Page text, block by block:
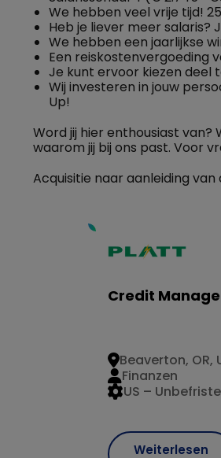
We hebben veel vrije tijd!
Heb je liever meer salaris?
We hebben een jaarlijkse
Een reiskostenvergoeding
Je kunt ervoor kiezen deel
Wij investeren in jouw
Up!
Word jij hier enthousiast van?
waarom jij bij ons past. Voor
Acquisitie naar aanleiding
Credit
Weiterlesen
Beaverton, OR,
US –
Finanzen